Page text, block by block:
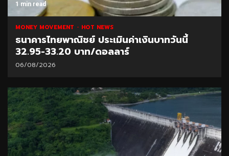
1 min read
MONEY MOVEMENT HOT NEWS
ธนาคารไทยพาณิชย์ ประเมินค่าเงินบาทวันนี้
32.95-33.20 บาท/ดอลลาร์
06/08/2026